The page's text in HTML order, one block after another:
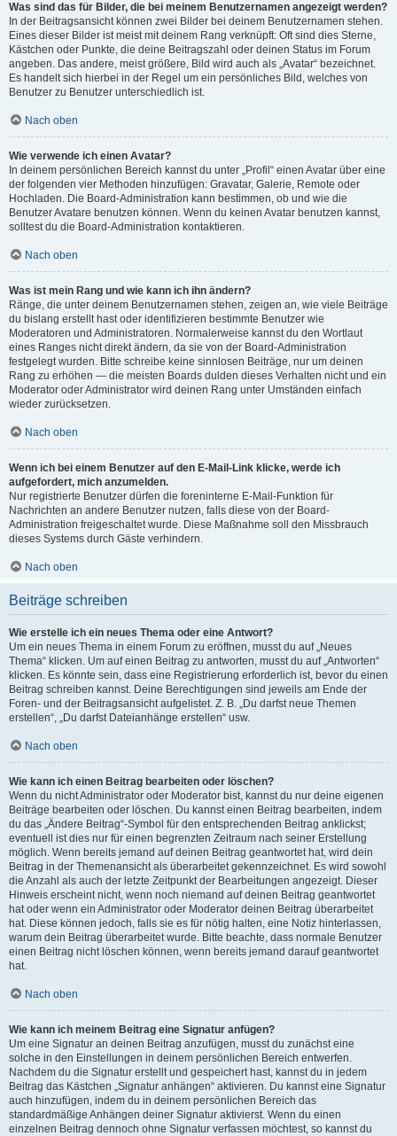
Was sind das für Bilder, die bei meinem Benutzernamen angezeigt werden?
In der Beitragsansicht können zwei Bilder bei deinem Benutzernamen stehen.
Eines dieser Bilder ist meist mit deinem Rang verknüpft: Oft sind dies Sterne,
Kästchen oder Punkte, die deine Beitragszahl oder deinen Status im Forum
angeben. Das andere, meist größere, Bild wird auch als „Avatar“ bezeichnet.
Es handelt sich hierbei in der Regel um ein persönliches Bild, welches von
Benutzer zu Benutzer unterschiedlich ist.
Nach oben
Wie verwende ich einen Avatar?
In deinem persönlichen Bereich kannst du unter „Profil“ einen Avatar über eine
der folgenden vier Methoden hinzufügen: Gravatar, Galerie, Remote oder
Hochladen. Die Board-Administration kann bestimmen, ob und wie die
Benutzer Avatare benutzen können. Wenn du keinen Avatar benutzen kannst,
solltest du die Board-Administration kontaktieren.
Nach oben
Was ist mein Rang und wie kann ich ihn ändern?
Ränge, die unter deinem Benutzernamen stehen, zeigen an, wie viele Beiträge
du bislang erstellt hast oder identifizieren bestimmte Benutzer wie
Moderatoren und Administratoren. Normalerweise kannst du den Wortlaut
eines Ranges nicht direkt ändern, da sie von der Board-Administration
festgelegt wurden. Bitte schreibe keine sinnlosen Beiträge, nur um deinen
Rang zu erhöhen — die meisten Boards dulden dieses Verhalten nicht und ein
Moderator oder Administrator wird deinen Rang unter Umständen einfach
wieder zurücksetzen.
Nach oben
Wenn ich bei einem Benutzer auf den E-Mail-Link klicke, werde ich
aufgefordert, mich anzumelden.
Nur registrierte Benutzer dürfen die foreninterne E-Mail-Funktion für
Nachrichten an andere Benutzer nutzen, falls diese von der Board-
Administration freigeschaltet wurde. Diese Maßnahme soll den Missbrauch
dieses Systems durch Gäste verhindern.
Nach oben
Beiträge schreiben
Wie erstelle ich ein neues Thema oder eine Antwort?
Um ein neues Thema in einem Forum zu eröffnen, musst du auf „Neues
Thema“ klicken. Um auf einen Beitrag zu antworten, musst du auf „Antworten“
klicken. Es könnte sein, dass eine Registrierung erforderlich ist, bevor du einen
Beitrag schreiben kannst. Deine Berechtigungen sind jeweils am Ende der
Foren- und der Beitragsansicht aufgelistet. Z. B. „Du darfst neue Themen
erstellen“, „Du darfst Dateianhänge erstellen“ usw.
Nach oben
Wie kann ich einen Beitrag bearbeiten oder löschen?
Wenn du nicht Administrator oder Moderator bist, kannst du nur deine eigenen
Beiträge bearbeiten oder löschen. Du kannst einen Beitrag bearbeiten, indem
du das „Ändere Beitrag“-Symbol für den entsprechenden Beitrag anklickst;
eventuell ist dies nur für einen begrenzten Zeitraum nach seiner Erstellung
möglich. Wenn bereits jemand auf deinen Beitrag geantwortet hat, wird dein
Beitrag in der Themenansicht als überarbeitet gekennzeichnet. Es wird sowohl
die Anzahl als auch der letzte Zeitpunkt der Bearbeitungen angezeigt. Dieser
Hinweis erscheint nicht, wenn noch niemand auf deinen Beitrag geantwortet
hat oder wenn ein Administrator oder Moderator deinen Beitrag überarbeitet
hat. Diese können jedoch, falls sie es für nötig halten, eine Notiz hinterlassen,
warum dein Beitrag überarbeitet wurde. Bitte beachte, dass normale Benutzer
einen Beitrag nicht löschen können, wenn bereits jemand darauf geantwortet
hat.
Nach oben
Wie kann ich meinem Beitrag eine Signatur anfügen?
Um eine Signatur an deinen Beitrag anzufügen, musst du zunächst eine
solche in den Einstellungen in deinem persönlichen Bereich entwerfen.
Nachdem du die Signatur erstellt und gespeichert hast, kannst du in jedem
Beitrag das Kästchen „Signatur anhängen“ aktivieren. Du kannst eine Signatur
auch hinzufügen, indem du in deinem persönlichen Bereich das
standardmäßige Anhängen deiner Signatur aktivierst. Wenn du einen
einzelnen Beitrag dennoch ohne Signatur verfassen möchtest, so kannst du